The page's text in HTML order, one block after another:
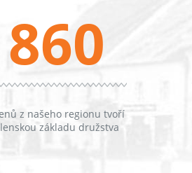
860
z našeho regionu tvoří
základu družstva